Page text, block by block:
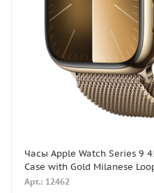
Часы Apple Watch Series 9
Case with Gold Milanese
Арт.: 12462